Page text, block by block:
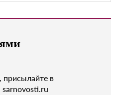
присылайте в
sarnovosti.ru